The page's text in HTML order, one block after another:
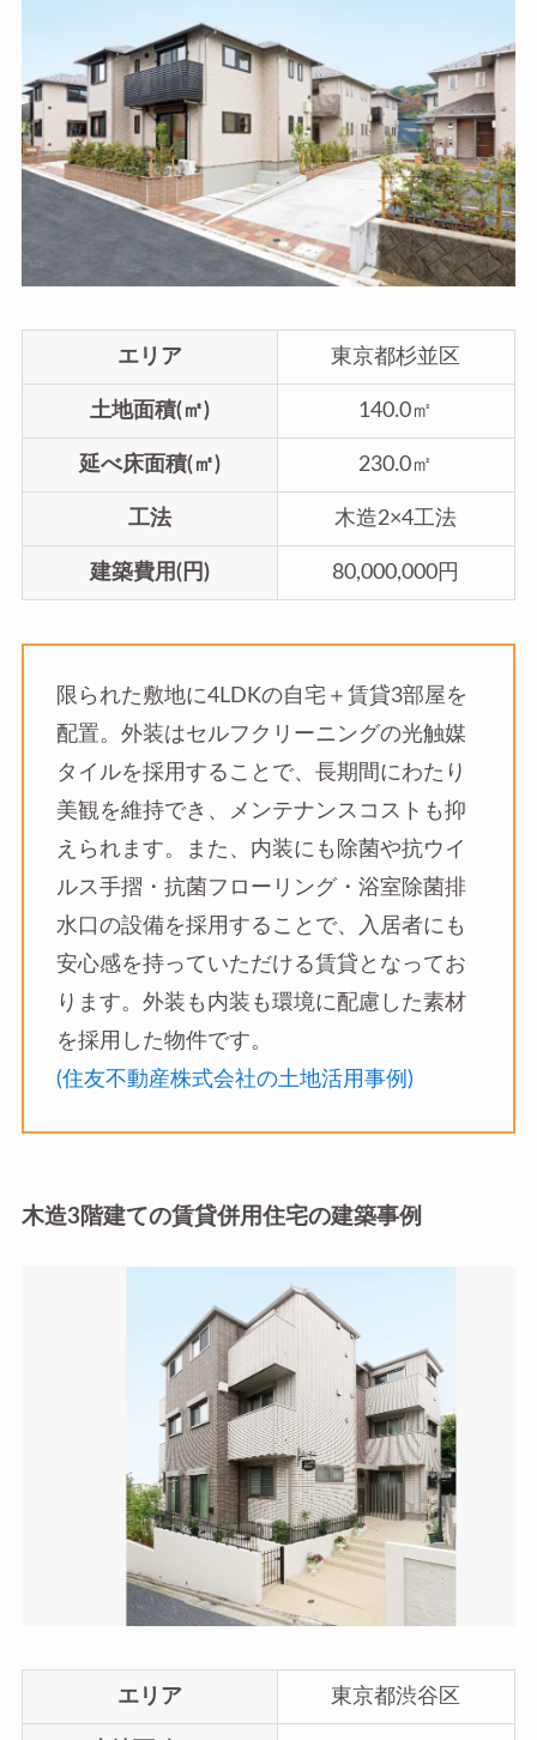
エリア 東京都杉並区
土地面積(㎡) 140.0㎡
延べ床面積(㎡) 230.0㎡
工法 木造2×4工法
建築費用(円) 80,000,000円
限られた敷地に4LDKの自宅＋賃貸3部屋を
配置。外装はセルフクリーニングの光触媒
タイルを採用することで、長期間にわたり
美観を維持でき、メンテナンスコストも抑
えられます。また、内装にも除菌や抗ウイ
ルス手摺・抗菌フローリング・浴室除菌排
水口の設備を採用することで、入居者にも
安心感を持っていただける賃貸となってお
ります。外装も内装も環境に配慮した素材
を採用した物件です。
(住友不動産株式会社の土地活用事例)
木造3階建ての賃貸併用住宅の建築事例
エリア 東京都渋谷区